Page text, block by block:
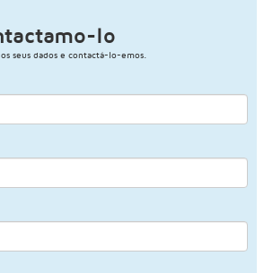
lo
seus dados e contactá-lo-emos.